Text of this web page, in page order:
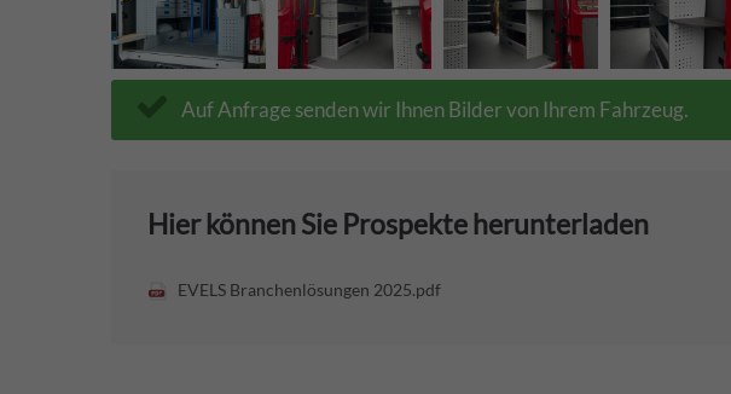
Auf Anfrage senden wir Ihnen Bilder von Ihrem Fahrzeug.
Hier können Sie Prospekte herunterladen
EVELS Branchenlösungen 2025.pdf